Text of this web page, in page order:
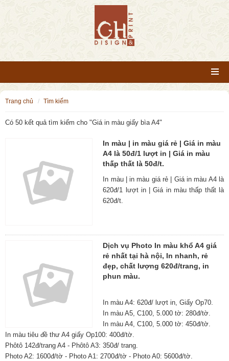
trang chủ tìm kiếm
Có 50 kết quả tìm kiếm cho "Giá in màu giấy bìa A4"
In màu | in màu giá rẻ | Giá in màu
A4 là 50đ/1 lượt in | Giá in màu
thấp thất là 50đ/t.
In màu | in màu giá rẻ | Giá in màu A4 là
620đ/1 lượt in | Giá in màu thấp thất là
620đ/t.
Dịch vụ Photo In màu khổ A4 giá
rẻ nhất tại hà nội, In nhanh, rẻ
đẹp, chất lượng 620đ/trang, in
phun màu.
In màu A4: 620đ/ lượt in, Giấy Op70.
In màu A5, C100, 5.000 tờ: 280đ/tờ.
In màu A4, C100, 5.000 tờ: 450đ/tờ.
In màu tiêu đề thư A4 giấy Op100: 400đ/tờ.
Phôtô 142đ/trang A4 - Phôtô A3: 350đ/ trang.
Photo A2: 1600đ/tờ - Photo A1: 2700đ/tờ - Photo A0: 5600đ/tờ.